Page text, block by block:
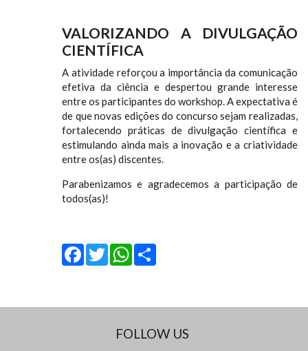
VALORIZANDO A DIVULGAÇÃO
CIENTÍFICA
A atividade reforçou a importância da comunicação
efetiva da ciência e despertou grande interesse
entre os participantes do workshop. A expectativa é
de que novas edições do concurso sejam realizadas,
fortalecendo práticas de divulgação científica e
estimulando ainda mais a inovação e a criatividade
entre os(as) discentes.
Parabenizamos e agradecemos a participação de
todos(as)!
Facebook
Twitter
WhatsApp
FOLLOW US